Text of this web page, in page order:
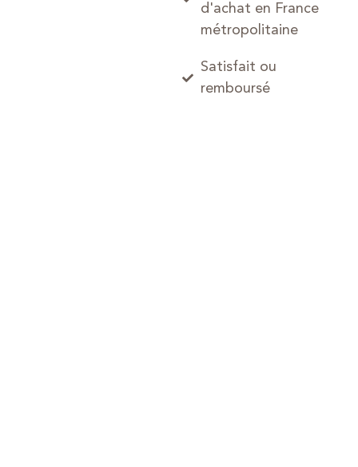
d'achat en France
métropolitaine
Satisfait ou
remboursé